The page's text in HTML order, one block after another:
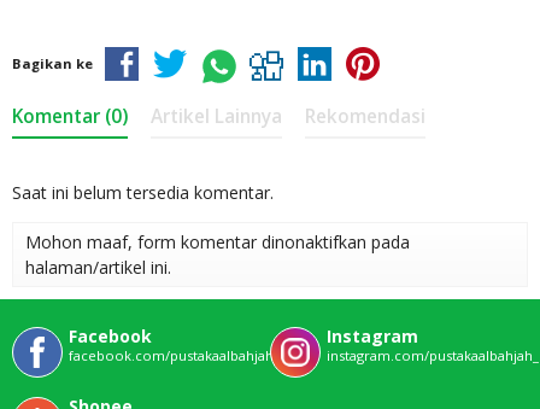
Bagikan ke
Komentar (0) Artikel Lainnya Rekomendasi
Saat ini belum tersedia komentar.
Mohon maaf, form komentar dinonaktifkan pada
halaman/artikel ini.
Facebook
facebook.com/pustakaalbahjahofficial
Instagram
instagram.com/